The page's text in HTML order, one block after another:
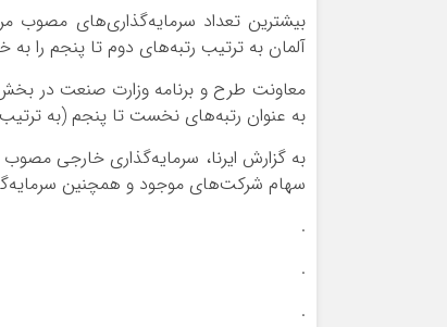
آلمان به ترتیب رتبه‌های دوم تا پنجم را
معاونت طرح و برنامه وزارت صنعت در بخش
به عنوان رتبه‌های نخست تا پنجم (به
به گزارش ایرنا، سرمایه‌گذاری خارجی
سهام شرکت‌های موجود و همچنین
.
.
.